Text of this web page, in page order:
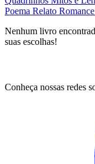
Poema Relato Romance
Nenhum livro
suas escolhas!
Conheça nossas redes